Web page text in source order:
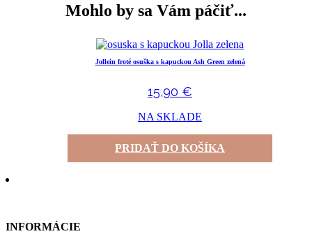
Mohlo by sa Vám páčiť...
Jollein froté osuška s kapuckou Ash Green zelená
15,90 €
NA SKLADE
PRIDAŤ DO KOŠÍKA
INFORMÁCIE